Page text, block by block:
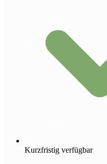
Kurzfristig verfügbar